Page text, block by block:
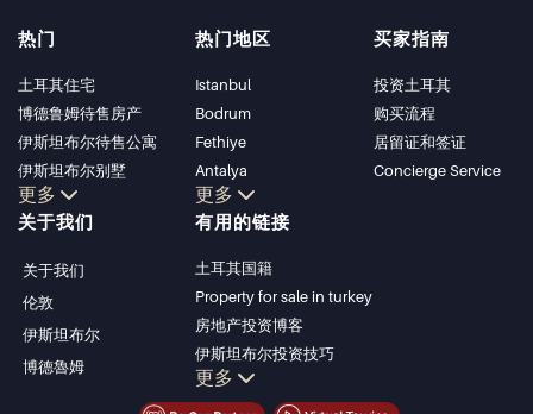
热门
土耳其住宅
博德鲁姆待售房产
伊斯坦布尔待售公寓
伊斯坦布尔别墅
博德鲁姆别墅
安塔利亚待售公寓
更多
热门地区
Istanbul
Bodrum
Fethiye
Antalya
Kalkan
Alanya
Kemer
Dalyan
更多
买家指南
投资土耳其
购买流程
居留证和签证
Concierge Service
关于我们
关于我们
伦敦
伊斯坦布尔
博德魯姆
有用的链接
土耳其国籍
Property for sale in turkey
房地产投资博客
伊斯坦布尔投资技巧
土耳其房产投资
更多